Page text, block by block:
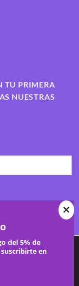
TU PRIMERA
NUESTRAS
en
o
del 5% de
en